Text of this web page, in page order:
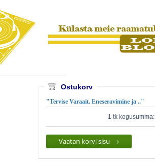
Ostukorv
"Tervise Varaait. Eneseravimine ja .."
1 tk kogusumma:
Vaatan korvi sisu